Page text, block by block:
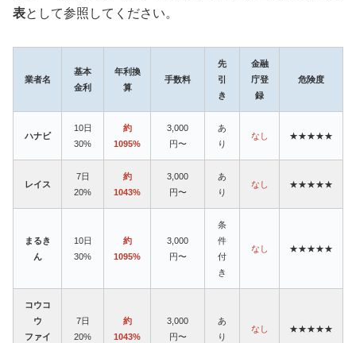
表として参照してください。
業者名
基本
金利
年利換
算
手数料
先
引
き
金融
庁登
録
危険度
ハナビ
10日
30%
約
1095%
3,000
円〜
あ
り
なし ★★★★★
レイス
7日
20%
約
1043%
3,000
円〜
あ
り
なし ★★★★★
まるき
ん
10日
30%
約
1095%
3,000
円〜
条
件
付
き
なし ★★★★★
コウコ
ウ
ファイ
7日
20%
約
1043%
3,000
円〜
あ
り
なし ★★★★★